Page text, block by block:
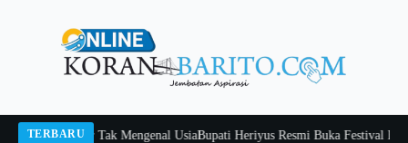
TERBARU
Belajar Tak Mengenal UsiaBupati Heriyus Resmi Buka Festival Budaya